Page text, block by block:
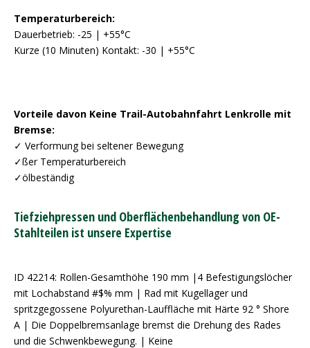
Temperaturbereich:
Dauerbetrieb: -25 | +55°C
Kurze (10 Minuten) Kontakt: -30 | +55°C
Vorteile davon Keine Trail-Autobahnfahrt Lenkrolle mit
Bremse:
✓ Verformung bei seltener Bewegung
✓ßer Temperaturbereich
✓ölbeständig
Tiefziehpressen und Oberflächenbehandlung von OE-
Stahlteilen ist unsere Expertise
ID 42214: Rollen-Gesamthöhe 190 mm |4 Befestigungslöcher
mit Lochabstand #$% mm | Rad mit Kugellager und
spritzgegossene Polyurethan-Lauffläche mit Härte 92 ° Shore
A | Die Doppelbremsanlage bremst die Drehung des Rades
und die Schwenkbewegung. | Keine